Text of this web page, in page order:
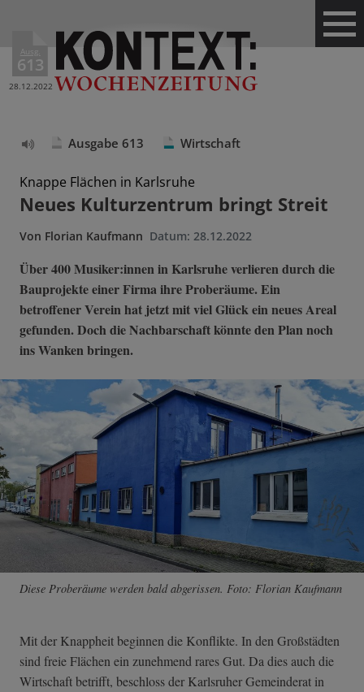
Ausg.
613
28.12.2022
vorlesen
Ausgabe 613 Wirtschaft
Knappe Flächen in Karlsruhe
Neues Kulturzentrum bringt Streit
Von Florian Kaufmann Datum: 28.12.2022
Über 400 Musiker:innen in Karlsruhe verlieren durch die
Bauprojekte einer Firma ihre Proberäume. Ein
betroffener Verein hat jetzt mit viel Glück ein neues Areal
gefunden. Doch die Nachbarschaft könnte den Plan noch
ins Wanken bringen.
Diese Proberäume werden bald abgerissen. Foto: Florian Kaufmann
Mit der Knappheit beginnen die Konflikte. In den Großstädten
sind freie Flächen ein zunehmend rares Gut. Da dies auch die
Wirtschaft betrifft, beschloss der Karlsruher Gemeinderat in